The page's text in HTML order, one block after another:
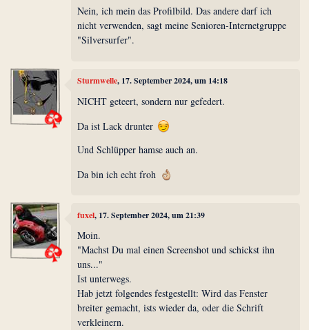
Nein, ich mein das Profilbild. Das andere darf ich
nicht verwenden, sagt meine Senioren-Internetgruppe
"Silversurfer".
Sturmwelle, 17. September 2024, um 14:18
NICHT geteert, sondern nur gefedert.
Da ist Lack drunter
Und Schlüpper hamse auch an.
Da bin ich echt froh
fuxel, 17. September 2024, um 21:39
Moin.
"Machst Du mal einen Screenshot und schickst ihn
uns..."
Ist unterwegs.
Hab jetzt folgendes festgestellt: Wird das Fenster
breiter gemacht, ists wieder da, oder die Schrift
verkleinern.